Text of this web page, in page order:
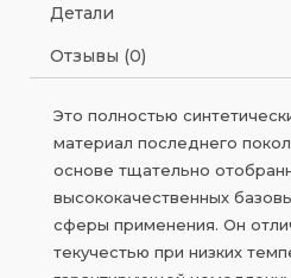
Детали
Отзывы (0)
Это полностью
материал последнего
основе тщательно
высококачественных
сферы применения. Он
текучестью при низких